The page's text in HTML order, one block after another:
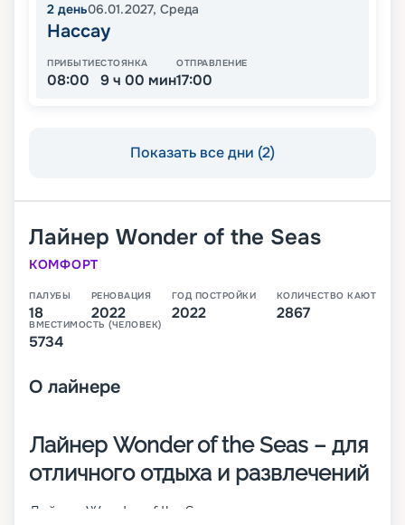
2 день06.01.2027, Среда
Нассау
ПРИБЫТИЕ
08:00
СТОЯНКА
9 ч 00 мин
ОТПРАВЛЕНИЕ
17:00
Показать все дни (2)
Лайнер Wonder of the Seas
КОМФОРТ
ПАЛУБЫ
18
РЕНОВАЦИЯ
2022
ГОД ПОСТРОЙКИ
2022
КОЛИЧЕСТВО КАЮТ
2867
ВМЕСТИМОСТЬ (ЧЕЛОВЕК)
5734
О лайнере
Лайнер Wonder of the Seas – для
отличного отдыха и развлечений
Лайнер Wonder of the Seas совершает круизные